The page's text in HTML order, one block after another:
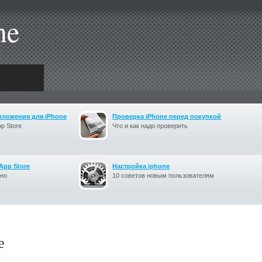
для iPhone
Store
Проверка iPhone перед покупкой
Что и как надо проверить
Store
Настройка iphone
10 советов новым пользователям